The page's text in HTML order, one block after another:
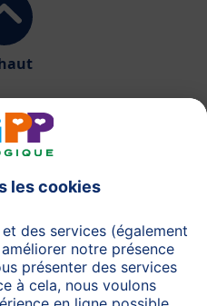
Protection d'utilisation